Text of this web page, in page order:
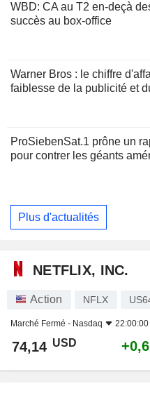
WBD: CA au T2 en-deçà
succès au box-office
Warner Bros : le chiffre
faiblesse de la publicité et
ProSiebenSat.1 prône un
pour contrer les géants
Plus d'actualités
NETFLIX, INC.
Action NFLX
Marché Fermé - Nasdaq
74,14 USD